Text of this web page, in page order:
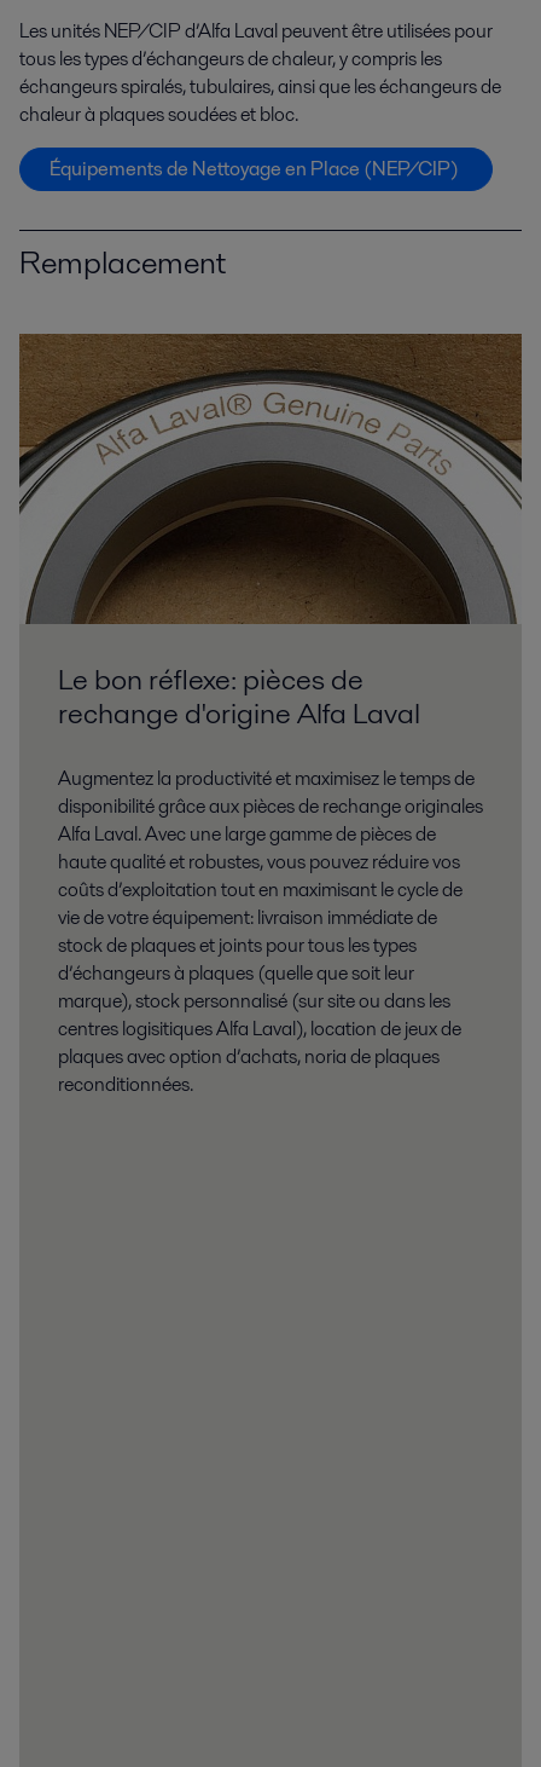
Les unités NEP/CIP d’Alfa Laval peuvent être utilisées pour
tous les types d’échangeurs de chaleur, y compris les
échangeurs spiralés, tubulaires, ainsi que les échangeurs de
chaleur à plaques soudées et bloc.
Équipements de Nettoyage en Place (NEP/CIP)
Remplacement
Le bon réflexe: pièces de
rechange d'origine Alfa Laval
Augmentez la productivité et maximisez le temps de
disponibilité grâce aux pièces de rechange originales
Alfa Laval. Avec une large gamme de pièces de
haute qualité et robustes, vous pouvez réduire vos
coûts d’exploitation tout en maximisant le cycle de
vie de votre équipement: livraison immédiate de
stock de plaques et joints pour tous les types
d’échangeurs à plaques (quelle que soit leur
marque), stock personnalisé (sur site ou dans les
centres logisitiques Alfa Laval), location de jeux de
plaques avec option d’achats, noria de plaques
reconditionnées.